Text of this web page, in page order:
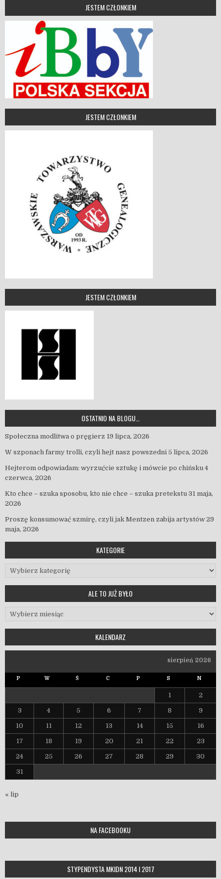
JESTEM CZŁONKIEM
JESTEM CZŁONKIEM
JESTEM CZŁONKIEM
OSTATNIO NA BLOGU…
Społeczna modlitwa o pręgierz 19 lipca, 2026
W szponach farmy trolli, czyli hejt nasz powszedni 5 lipca, 2026
Hejterom odpowiadam: wyrzućcie sztukę i mówcie po chińsku 4
czerwca, 2026
Kto chce – szuka sposobu, kto nie chce – szuka pretekstu 31 maja,
2026
Proszę konsumować szmirę, czyli jak Mentzen zabija artystów 29
maja, 2026
KATEGORIE
Kategorie
ALE TO JUŻ BYŁO
Ale to już było
KALENDARZ
sierpień 2026
P W Ś C P S N
1 2
3 4 5 6 7 8 9
10 11 12 13 14 15 16
17 18 19 20 21 22 23
24 25 26 27 28 29 30
31
« lip
NA FACEBOOKU
STYPENDYSTA MKIDN 2014 I 2017